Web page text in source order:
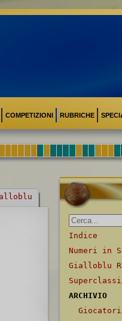
COMPETIZIONI RUBRICHE
Indice
Numeri in
Gialloblu
ARCHIVIO
Giocatori